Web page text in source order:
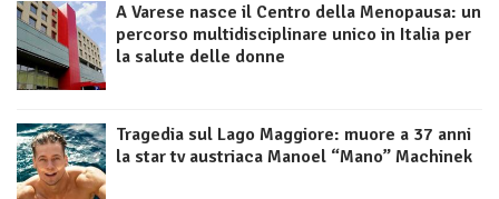
A Varese nasce il Centro della Menopausa: un
percorso multidisciplinare unico in Italia per
la salute delle donne
Tragedia sul Lago Maggiore: muore a 37 anni
la star tv austriaca Manoel “Mano” Machinek